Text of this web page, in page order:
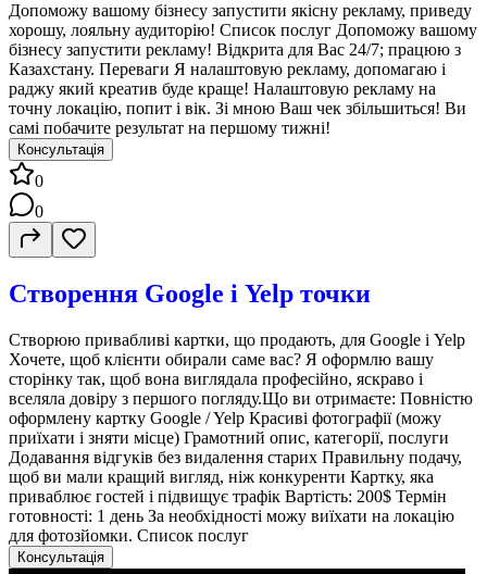
Допоможу вашому бізнесу запустити якісну рекламу, приведу
хорошу, лояльну аудиторію! Список послуг Допоможу вашому
бізнесу запустити рекламу! Відкрита для Вас 24/7; працюю з
Казахстану. Переваги Я налаштовую рекламу, допомагаю і
раджу який креатив буде краще! Налаштовую рекламу на
точну локацію, попит і вік. Зі мною Ваш чек збільшиться! Ви
самі побачите результат на першому тижні!
Консультація
0
0
Створення Google і Yelp точки
Створюю привабливі картки, що продають, для Google і Yelp
Хочете, щоб клієнти обирали саме вас? Я оформлю вашу
сторінку так, щоб вона виглядала професійно, яскраво і
вселяла довіру з першого погляду.Що ви отримаєте: Повністю
оформлену картку Google / Yelp Красиві фотографії (можу
приїхати і зняти місце) Грамотний опис, категорії, послуги
Додавання відгуків без видалення старих Правильну подачу,
щоб ви мали кращий вигляд, ніж конкуренти Картку, яка
приваблює гостей і підвищує трафік Вартість: 200$ Термін
готовності: 1 день За необхідності можу виїхати на локацію
для фотозйомки. Список послуг
Консультація